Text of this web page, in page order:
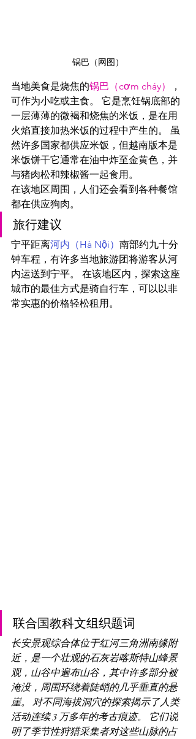
锅巴（网图）
当地美食是烧焦的锅巴（cơm cháy）
，
可作为小吃或主食。 它是烹饪锅底部的
一层薄薄的微褐和烧焦的米饭，是在用
火焰直接加热米饭的过程中产生的。 虽
然许多国家都供应米饭，但越南版本是
米饭饼干它通常在油中炸至金黄色，并
与猪肉松和辣椒酱一起食用。
在该地区周围，人们还会看到各种餐馆
都在供应狗肉。
旅行建议
宁平距离河内（Hà Nội） 南部约九十分
钟车程，有许多当地旅游团将游客从河
内运送到宁平。 在该地区内，探索这座
城市的最佳方式是骑自行车，可以以非
常实惠的价格轻松租用。
联合国教科文组织题词
长安景观综合体位于红河三角洲南缘附
近，是一个壮观的石灰岩喀斯特山峰景
观，山谷中遍布山谷，其中许多部分被
淹没，周围环绕着陡峭的几乎垂直的悬
崖。 对不同海拔洞穴的探索揭示了人类
活动连续 3 万多年的考古痕迹。 它们说
明了季节性狩猎采集者对这些山脉的占